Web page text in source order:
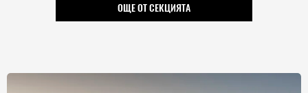
ОЩЕ ОТ СЕКЦИЯТА